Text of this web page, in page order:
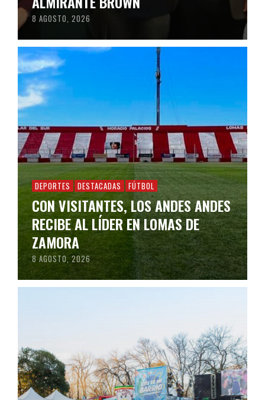
8 AGOSTO, 2026
DEPORTES DESTACADAS FÚTBOL
CON VISITANTES, LOS ANDES ANDES
RECIBE AL LÍDER EN LOMAS DE
ZAMORA
8 AGOSTO, 2026